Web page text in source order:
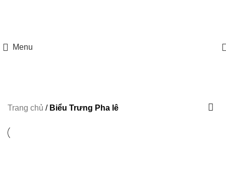
Menu
Trang chủ / Biểu Trưng Pha lê